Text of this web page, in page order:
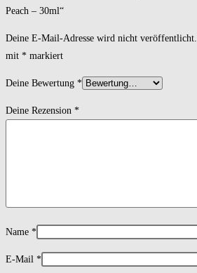
Peach – 30ml“
Deine E-Mail-Adresse wird nicht veröffentlicht.
mit * markiert
Deine Bewertung *
Deine Rezension *
Name *
E-Mail *